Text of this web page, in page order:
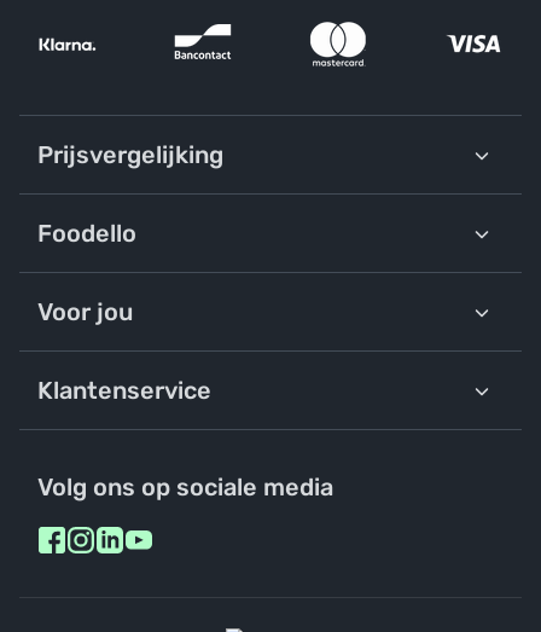
Prijsvergelijking
Foodello
Voor jou
Klantenservice
Volg ons op sociale media